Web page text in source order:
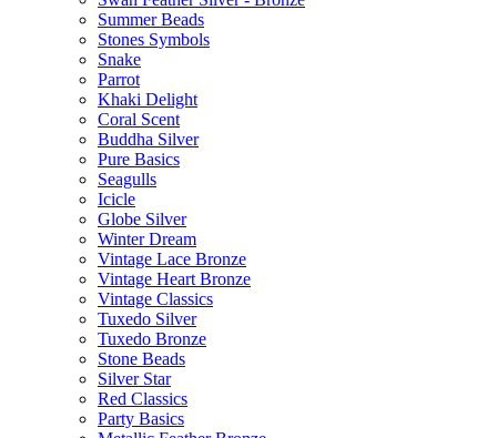
Summer Beads
Stones Symbols
Snake
Parrot
Khaki Delight
Coral Scent
Buddha Silver
Pure Basics
Seagulls
Icicle
Globe Silver
Winter Dream
Vintage Lace Bronze
Vintage Heart Bronze
Vintage Classics
Tuxedo Silver
Tuxedo Bronze
Stone Beads
Silver Star
Red Classics
Party Basics